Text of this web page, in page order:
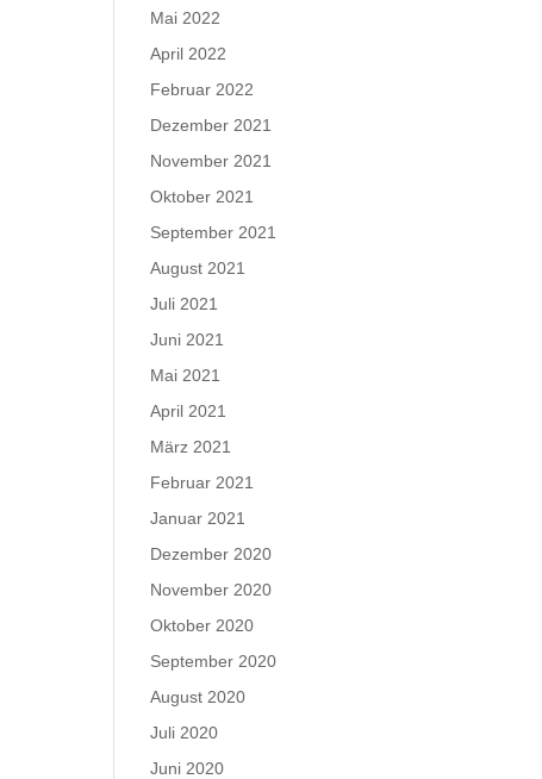
Mai 2022
April 2022
Februar 2022
Dezember 2021
November 2021
Oktober 2021
September 2021
August 2021
Juli 2021
Juni 2021
Mai 2021
April 2021
März 2021
Februar 2021
Januar 2021
Dezember 2020
November 2020
Oktober 2020
September 2020
August 2020
Juli 2020
Juni 2020